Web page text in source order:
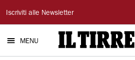
Il
Tirreno
Iscriviti alle Newsletter
MENU